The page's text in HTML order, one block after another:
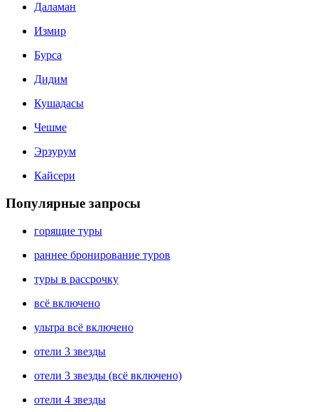
Даламан
Измир
Бурса
Дидим
Кушадасы
Чешме
Эрзурум
Кайсери
Популярные запросы
горящие туры
раннее бронирование туров
туры в рассрочку
всё включено
ультра всё включено
отели 3 звезды
отели 3 звезды (всё включено)
отели 4 звезды